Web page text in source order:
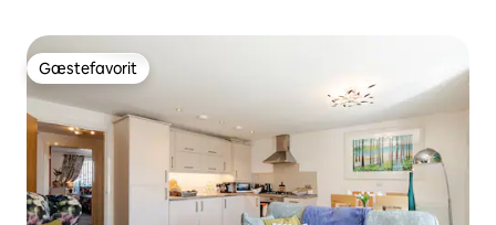
Gæstefavorit
Gæstefavorit